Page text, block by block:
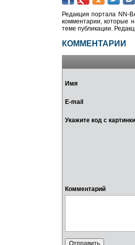
Редакция портала NN-
комментарии, которые
теме публикации.
КОММЕНТАРИИ
Имя
E-mail
Укажите код с картинки
Комментарий